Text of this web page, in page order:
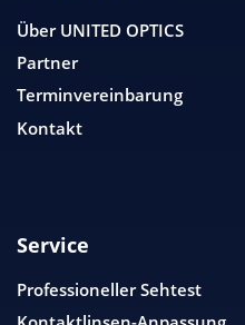
Über UNITED OPTICS
Partner
Terminvereinbarung
Kontakt
Service
Professioneller Sehtest